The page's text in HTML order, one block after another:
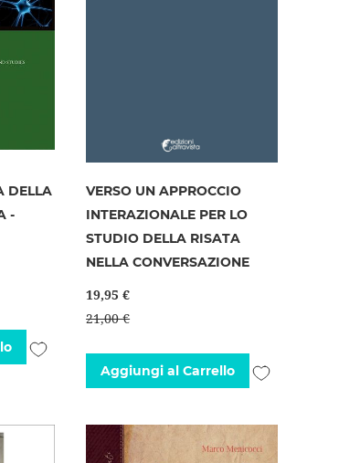
DELLA
-
Aggiungi
VERSO UN APPROCCIO
INTERAZIONALE PER LO
STUDIO DELLA RISATA
NELLA CONVERSAZIONE
19,95 €
21,00 €
Aggiungi al Carrello
Aggiungi